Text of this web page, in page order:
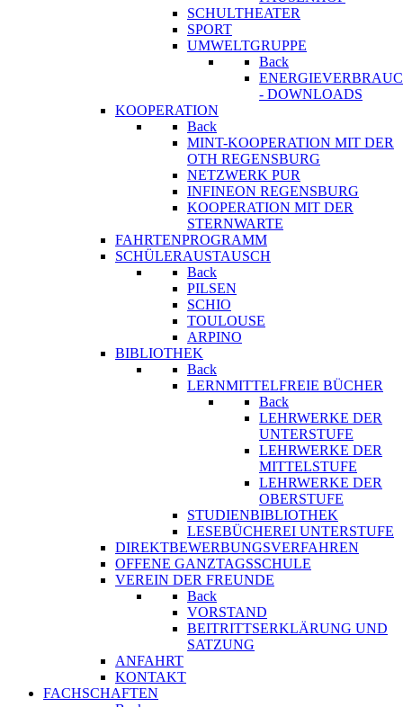
SCHULTHEATER
SPORT
UMWELTGRUPPE
Back
- DOWNLOADS
KOOPERATION
Back
MINT-KOOPERATION MIT DER
OTH REGENSBURG
NETZWERK PUR
INFINEON REGENSBURG
KOOPERATION MIT DER
STERNWARTE
FAHRTENPROGRAMM
SCHÜLERAUSTAUSCH
Back
PILSEN
SCHIO
TOULOUSE
ARPINO
BIBLIOTHEK
Back
LERNMITTELFREIE BÜCHER
Back
LEHRWERKE DER
UNTERSTUFE
LEHRWERKE DER
MITTELSTUFE
LEHRWERKE DER
OBERSTUFE
STUDIENBIBLIOTHEK
LESEBÜCHEREI UNTERSTUFE
DIREKTBEWERBUNGSVERFAHREN
OFFENE GANZTAGSSCHULE
VEREIN DER FREUNDE
Back
VORSTAND
BEITRITTSERKLÄRUNG UND
SATZUNG
ANFAHRT
KONTAKT
FACHSCHAFTEN